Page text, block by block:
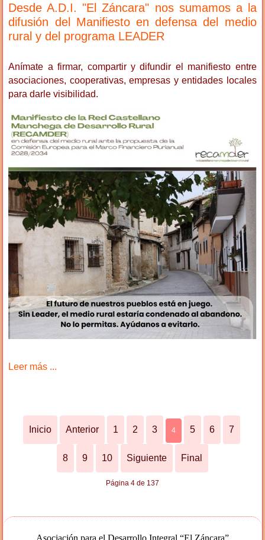
Desde A.D.I. "El Záncara" nos sumamos a la
difusión del Manifiesto en defensa del medio
rural y del programa LEADER
Anímate a firmar, compartir y difundir el manifiesto entre
asociaciones, cooperativas, empresas y entidades locales
para darle visibilidad.
Leer más ...
Inicio Anterior 1 2 3 4 5 6 7
8 9 10 Siguiente Final
Página 4 de 137
Asociación para el Desarrollo Integral “El Záncara”